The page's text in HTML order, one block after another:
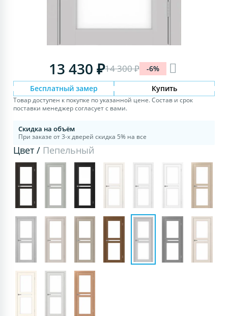
13 430 ₽14 300 ₽ -6%
Бесплатный замер Купить
Товар доступен к покупке по указанной цене. Состав и срок
поставки менеджер согласует с вами.
Скидка на объём
При заказе от 3-х дверей скидка 5% на все
Цвет / Пепельный